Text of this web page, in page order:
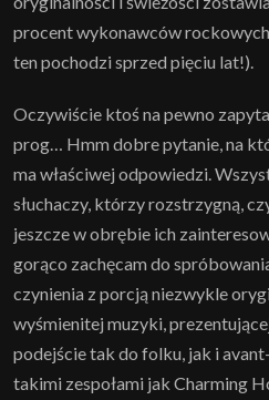
procent wykonawców
ten pochodzi sprzed pięciu lat!).
Oczywiście ktoś na pewno
prog… Hmm dobre pytanie, na
ma właściwej odpowiedzi.
słuchaczy, którzy rozstrzygną,
jeszcze w obrębie ich
gorąco zachęcam do
czynienia z porcją niezwykle
wyśmienitej muzyki,
podejście tak do folku, jak i
takimi zespołami jak Charming